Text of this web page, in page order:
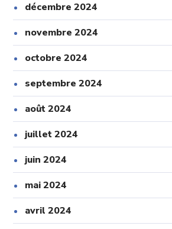
décembre 2024
novembre 2024
octobre 2024
septembre 2024
août 2024
juillet 2024
juin 2024
mai 2024
avril 2024